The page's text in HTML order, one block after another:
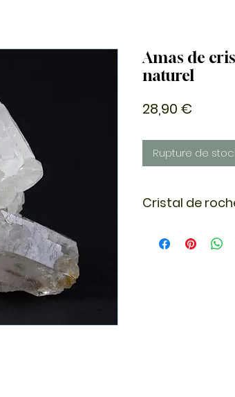
Amas de
naturel
28,90 €
Rupture de
Cristal de
notre